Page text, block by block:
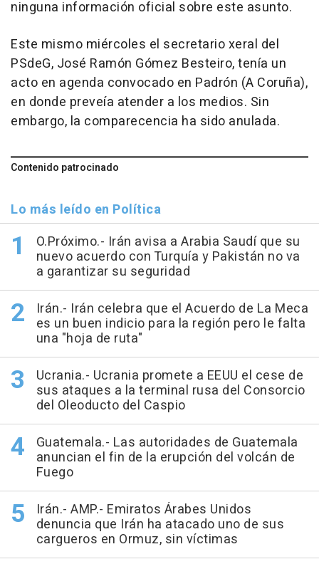
ninguna información oficial sobre este asunto.
Este mismo miércoles el secretario xeral del
PSdeG, José Ramón Gómez Besteiro, tenía un
acto en agenda convocado en Padrón (A Coruña),
en donde preveía atender a los medios. Sin
embargo, la comparecencia ha sido anulada.
Contenido patrocinado
Lo más leído en Política
O.Próximo.- Irán avisa a Arabia Saudí que su
nuevo acuerdo con Turquía y Pakistán no va
a garantizar su seguridad
Irán.- Irán celebra que el Acuerdo de La Meca
es un buen indicio para la región pero le falta
una "hoja de ruta"
Ucrania.- Ucrania promete a EEUU el cese de
sus ataques a la terminal rusa del Consorcio
del Oleoducto del Caspio
Guatemala.- Las autoridades de Guatemala
anuncian el fin de la erupción del volcán de
Fuego
Irán.- AMP.- Emiratos Árabes Unidos
denuncia que Irán ha atacado uno de sus
cargueros en Ormuz, sin víctimas